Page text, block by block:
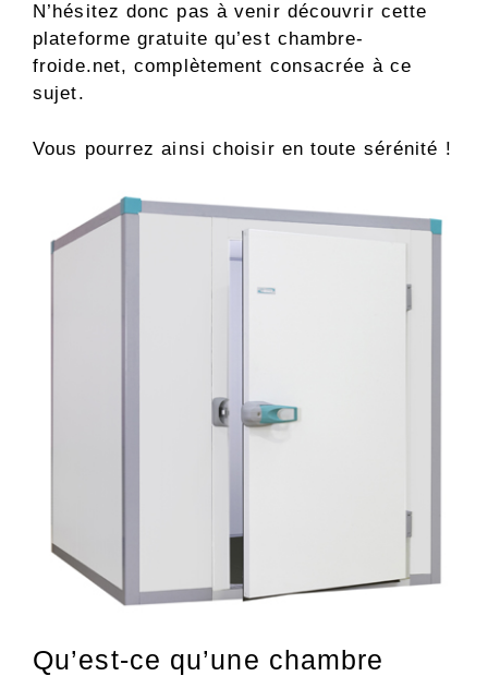
N’hésitez donc pas à venir découvrir cette
plateforme gratuite qu’est chambre-
froide.net, complètement consacrée à ce
sujet.
Vous pourrez ainsi choisir en toute sérénité !
Qu’est-ce qu’une chambre